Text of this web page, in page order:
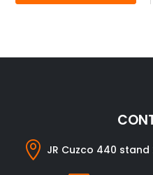
 JR Cuzco 440